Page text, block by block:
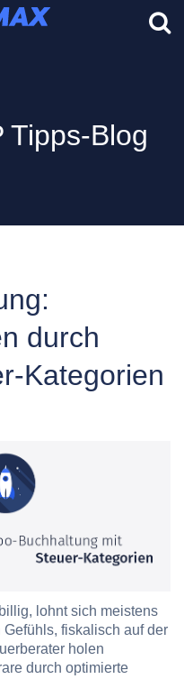
Tipps-Blog
durch
Kategorien
lohnt sich meistens
fiskalisch auf der
holen
durch optimierte